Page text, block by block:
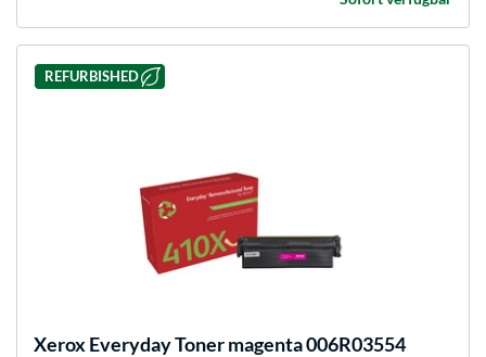
REFURBISHED
XeroxEveryday Toner magenta 006R03554